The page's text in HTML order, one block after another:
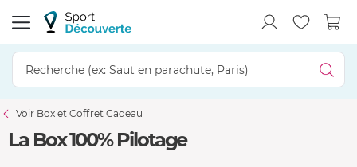
Voir Box et Coffret Cadeau
La Box 100% Pilotage